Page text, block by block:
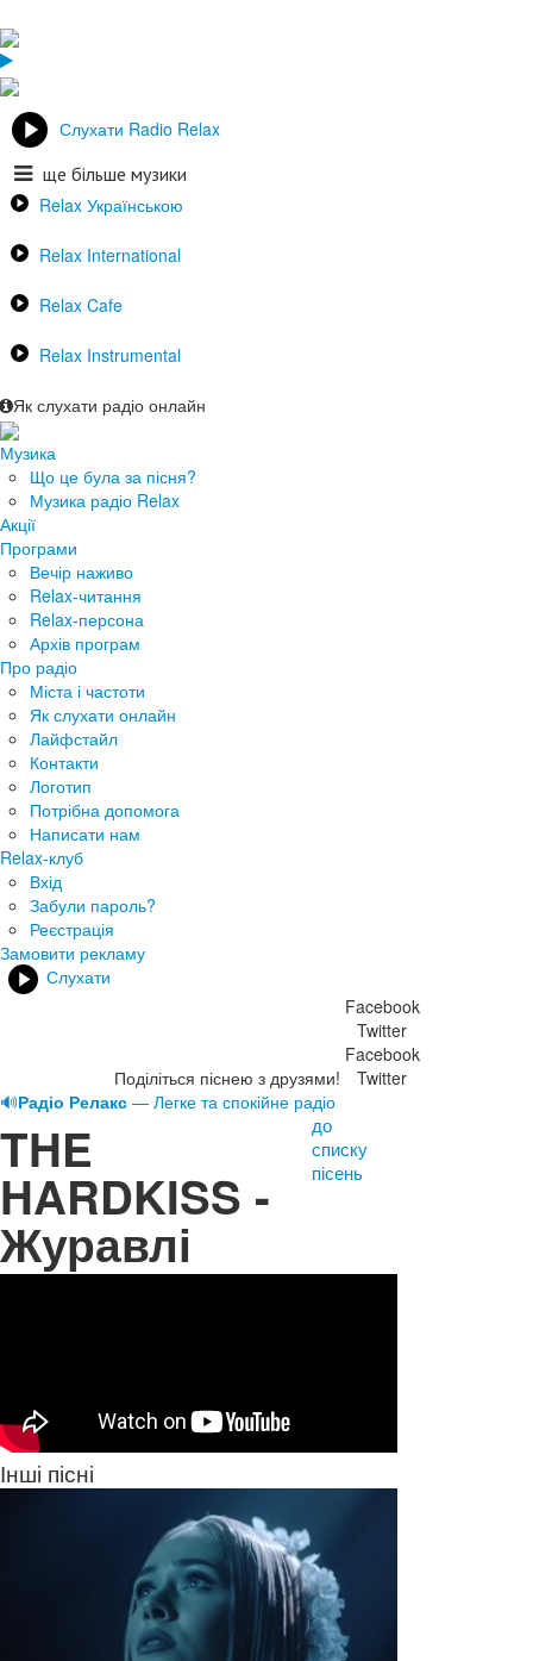
Слухати Radio Relax
ще більше музики
Relax Українською
Relax International
Relax Cafe
Relax Instrumental
Як слухати радіо онлайн
Музика
Що це була за пісня?
Музика радіо Relax
Акції
Програми
Вечір наживо
Relax-читання
Relax-персона
Архів програм
Про радіо
Міста і частоти
Як слухати онлайн
Лайфстайл
Контакти
Логотип
Потрібна допомога
Написати нам
Relax-клуб
Вхід
Забули пароль?
Реєстрація
Замовити рекламу
Слухати
Поділіться піснею з друзями!
Facebook
Twitter
Facebook
Twitter
🔊Радіо Релакс — Легке та спокійне радіо
THE
HARDKISS -
Журавлі
до
списку
пісень
Інші пісні